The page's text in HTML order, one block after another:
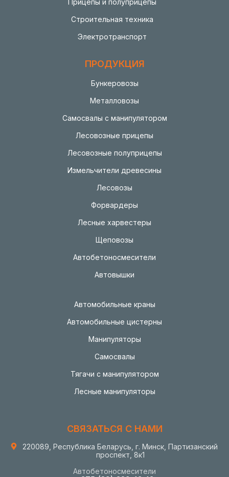
Строительная техника
Электротранспорт
ПРОДУКЦИЯ
Бункеровозы
Металловозы
Самосвалы с манипулятором
Лесовозные прицепы
Лесовозные полуприцепы
Измельчители древесины
Лесовозы
Форвардеры
Лесные харвестеры
Щеповозы
Автобетоносмесители
Автовышки
Автомобильные краны
Автомобильные цистерны
Манипуляторы
Самосвалы
Тягачи с манипулятором
Лесные манипуляторы
СВЯЗАТЬСЯ С НАМИ
220089, Республика Беларусь, г. Минск, Партизанский
проспект, 8к1
Автобетоносмесители